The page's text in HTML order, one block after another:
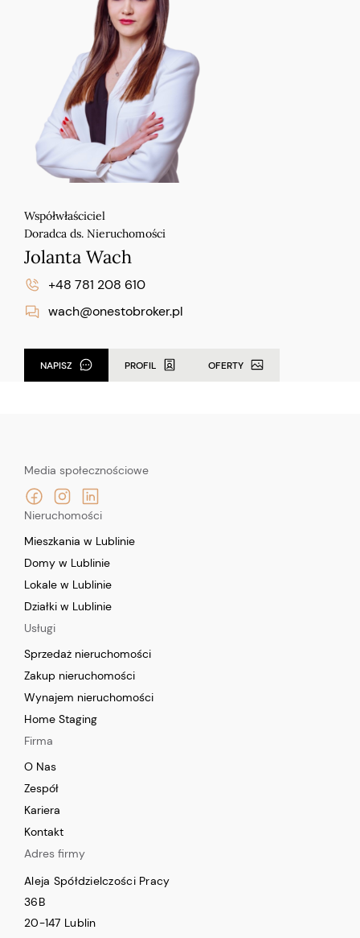
Współwłaściciel
Doradca ds. Nieruchomości
Jolanta Wach
+48 781 208 610
wach@onestobroker.pl
NAPISZ PROFIL OFERTY
Media społecznościowe
Adres firmy
Aleja Spółdzielczości Pracy
36B
20-147 Lublin
Nieruchomości
Mieszkania w Lublinie
Domy w Lublinie
Lokale w Lublinie
Działki w Lublinie
Usługi
Sprzedaż nieruchomości
Zakup nieruchomości
Wynajem nieruchomości
Home Staging
Firma
O Nas
Zespół
Kariera
Kontakt